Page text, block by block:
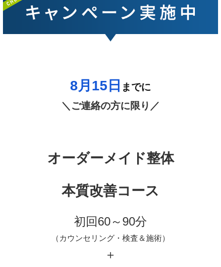
8月15 日 までに
＼ご連絡の方に限り／
オーダーメイド整体
本質改善コース
初回60～90分
（カウンセリング・検査＆施術）
＋